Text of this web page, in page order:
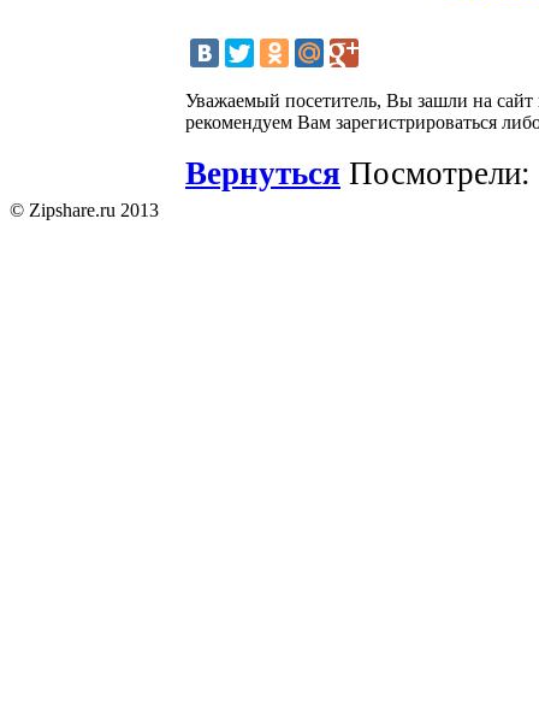
Уважаемый посетитель, Вы зашли на
рекомендуем Вам зарегистрироваться
Вернуться Посмотрели:
© Zipshare.ru 2013